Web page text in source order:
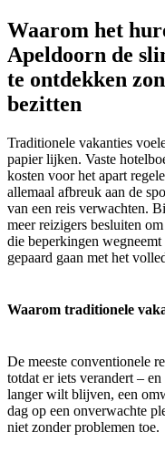
Waarom het
Apeldoorn de
te ontdekken
bezitten
Traditionele vakanties
papier lijken. Vaste
kosten voor het apart
allemaal afbreuk aan de
van een reis verwachten.
meer reizigers besluiten om
die beperkingen
gepaard gaan met het
Waarom traditionele
De meeste conventionele
totdat er iets verandert –
langer wilt blijven, een
dag op een onverwachte
niet zonder problemen toe.